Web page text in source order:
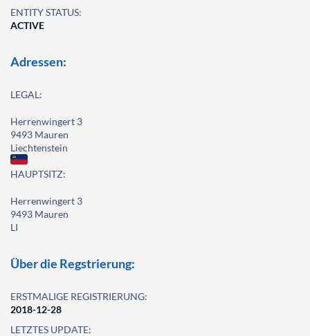
ENTITY STATUS:
ACTIVE
Adressen:
LEGAL:
Herrenwingert 3
9493 Mauren
Liechtenstein
HAUPTSITZ:
Herrenwingert 3
9493 Mauren
LI
Über die Regstrierung:
ERSTMALIGE REGISTRIERUNG:
2018-12-28
LETZTES UPDATE: